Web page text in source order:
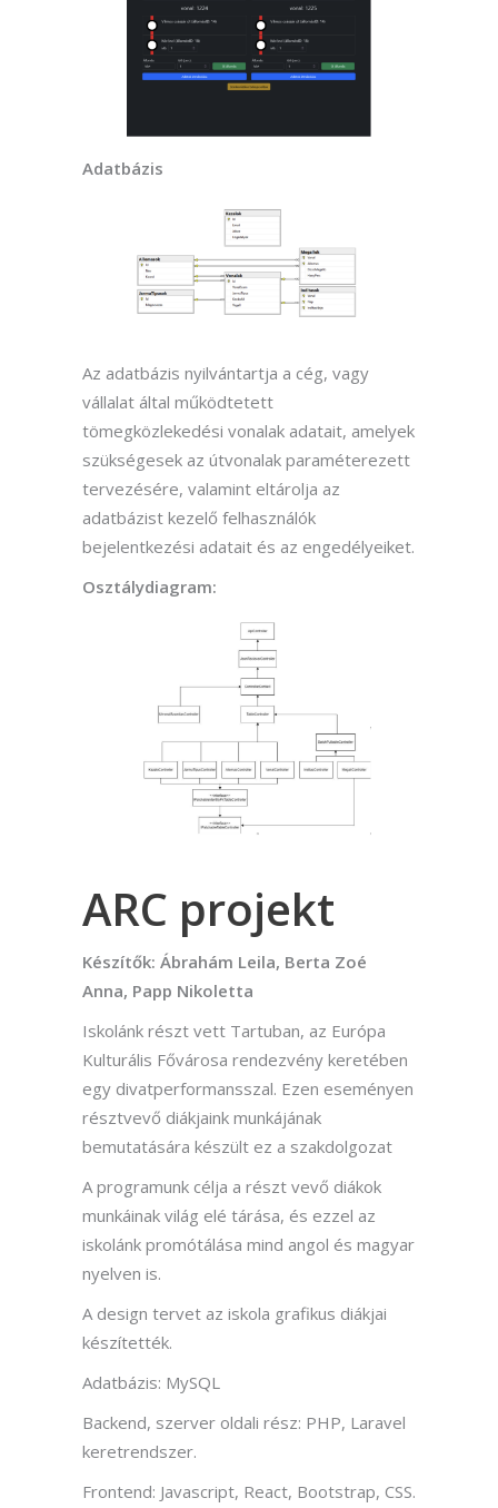
Adatbázis
Az adatbázis nyilvántartja a cég, vagy
vállalat által működtetett
tömegközlekedési vonalak adatait, amelyek
szükségesek az útvonalak paraméterezett
tervezésére, valamint eltárolja az
adatbázist kezelő felhasználók
bejelentkezési adatait és az engedélyeiket.
Osztálydiagram:
ARC projekt
Készítők: Ábrahám Leila, Berta Zoé
Anna, Papp Nikoletta
Iskolánk részt vett Tartuban, az Európa
Kulturális Fővárosa rendezvény keretében
egy divatperformansszal. Ezen eseményen
résztvevő diákjaink munkájának
bemutatására készült ez a szakdolgozat
A programunk célja a részt vevő diákok
munkáinak világ elé tárása, és ezzel az
iskolánk promótálása mind angol és magyar
nyelven is.
A design tervet az iskola grafikus diákjai
készítették.
Adatbázis: MySQL
Backend, szerver oldali rész: PHP, Laravel
keretrendszer.
Frontend: Javascript, React, Bootstrap, CSS.